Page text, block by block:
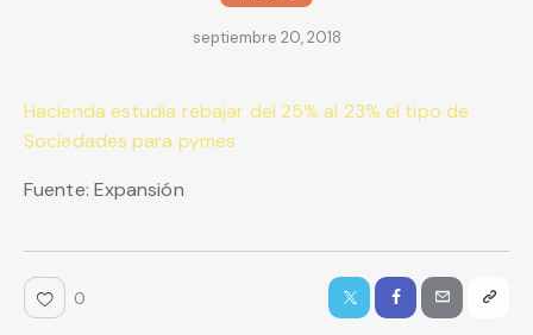
septiembre 20, 2018
Hacienda estudia rebajar del 25% al 23% el tipo de
Sociedades para pymes
Fuente: Expansión
0